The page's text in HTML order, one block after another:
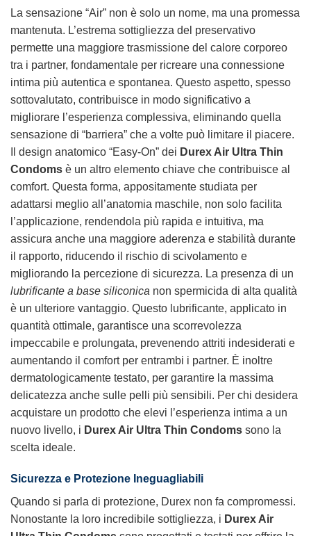
La sensazione “Air” non è solo un nome, ma una promessa
mantenuta. L’estrema sottigliezza del preservativo
permette una maggiore trasmissione del calore corporeo
tra i partner, fondamentale per ricreare una connessione
intima più autentica e spontanea. Questo aspetto, spesso
sottovalutato, contribuisce in modo significativo a
migliorare l’esperienza complessiva, eliminando quella
sensazione di “barriera” che a volte può limitare il piacere.
Il design anatomico “Easy-On” dei Durex Air Ultra Thin
Condoms è un altro elemento chiave che contribuisce al
comfort. Questa forma, appositamente studiata per
adattarsi meglio all’anatomia maschile, non solo facilita
l’applicazione, rendendola più rapida e intuitiva, ma
assicura anche una maggiore aderenza e stabilità durante
il rapporto, riducendo il rischio di scivolamento e
migliorando la percezione di sicurezza. La presenza di un
lubrificante a base siliconica non spermicida di alta qualità
è un ulteriore vantaggio. Questo lubrificante, applicato in
quantità ottimale, garantisce una scorrevolezza
impeccabile e prolungata, prevenendo attriti indesiderati e
aumentando il comfort per entrambi i partner. È inoltre
dermatologicamente testato, per garantire la massima
delicatezza anche sulle pelli più sensibili. Per chi desidera
acquistare un prodotto che elevi l’esperienza intima a un
nuovo livello, i Durex Air Ultra Thin Condoms sono la
scelta ideale.
Sicurezza e Protezione Ineguagliabili
Quando si parla di protezione, Durex non fa compromessi.
Nonostante la loro incredibile sottigliezza, i Durex Air